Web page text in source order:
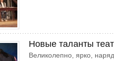
Новые таланты
Великолепно, ярко,